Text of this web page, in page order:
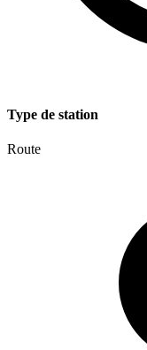
Type de station
Route